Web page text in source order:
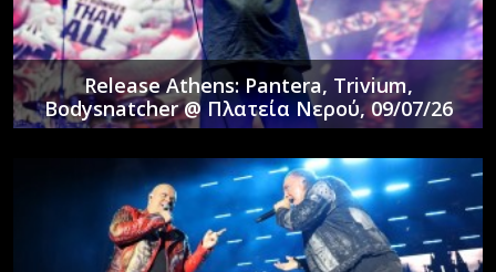
Release Athens: Pantera, Trivium,
Bodysnatcher @ Πλατεία Νερού, 09/07/26